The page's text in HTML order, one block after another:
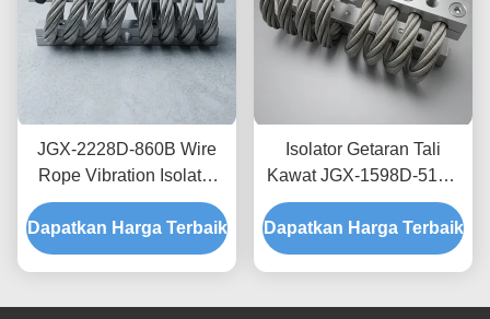
JGX-2228D-860B Wire
Rope Vibration Isolator
Rapid Prototyping Quick
Assembly Disesuaikan
Shock Mount
Dapatkan Harga Terbaik
Isolator Getaran Tali
Kawat JGX-1598D-515B
Menyediakan Kapasitas
Beban Terukur dan
Isolasi Kebisingan yang
Dapatkan Harga Terbaik